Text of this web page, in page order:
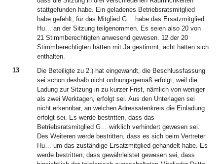
stattgefunden habe. Ein geladenes Betriebsratsmitglied
habe gefehlt, für das Mitglied G… habe das Ersatzmitglied
Hu… an der Sitzung teilgenommen. Es seien also 20 von
21 Stimmberechtigten anwesend gewesen. 12 der 20
Stimmberechtigten hätten mit Ja gestimmt, acht hätten sich
enthalten.
13
Die Beteiligte zu 2.) hat eingewandt, die Beschlussfassung
sei schon deshalb nicht ordnungsgemäß erfolgt, weil die
Ladung zur Sitzung in zu kurzer Frist, nämlich von weniger
als zwei Werktagen, erfolgt sei. Aus den Unterlagen sei
nicht erkennbar, an welchen Adressatenkreis die Einladung
erfolgt sei. Es werde bestritten, dass das
Betriebsratsmitglied G… wirklich verhindert gewesen sei.
Des Weiteren werde bestritten, dass es sich beim Vertreter
Hu… um das zuständige Ersatzmitglied gehandelt habe. Es
werde bestritten, dass gewährleistet gewesen sei, dass